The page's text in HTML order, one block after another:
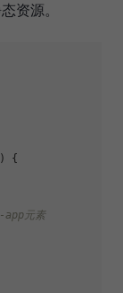
资源。
{
元素